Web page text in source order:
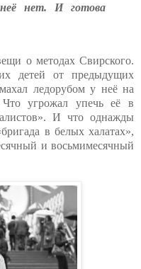
нет. И готова
о методах Свирского.
детей от предыдущих
ледорубом у неё на
Что угрожал упечь её в
И что однажды
в белых халатах»,
и восьмимесячный